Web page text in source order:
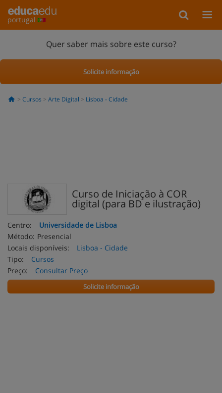
portugal
Quer saber mais sobre este curso?
Solicite informação
Cursos Arte Digital Lisboa - Cidade
Curso de Iniciação à COR
digital (para BD e ilustração)
Centro:
Universidade de Lisboa
Método: Presencial
Locais disponíveis:
Lisboa - Cidade
Tipo:
Cursos
Preço:
Consultar Preço
Solicite informação